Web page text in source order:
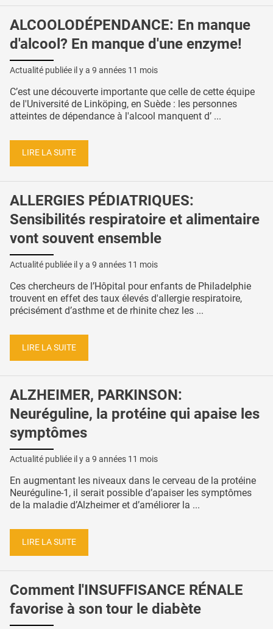
ALCOOLODÉPENDANCE: En manque
d'alcool? En manque d'une enzyme!
Actualité publiée il y a 9 années 11 mois
C’est une découverte importante que celle de cette équipe
de l'Université de Linköping, en Suède : les personnes
atteintes de dépendance à l'alcool manquent d’ ...
LIRE LA SUITE
ALLERGIES PÉDIATRIQUES:
Sensibilités respiratoire et alimentaire
vont souvent ensemble
Actualité publiée il y a 9 années 11 mois
Ces chercheurs de l’Hôpital pour enfants de Philadelphie
trouvent en effet des taux élevés d'allergie respiratoire,
précisément d’asthme et de rhinite chez les ...
LIRE LA SUITE
ALZHEIMER, PARKINSON:
Neuréguline, la protéine qui apaise les
symptômes
Actualité publiée il y a 9 années 11 mois
En augmentant les niveaux dans le cerveau de la protéine
Neuréguline-1, il serait possible d’apaiser les symptômes
de la maladie d’Alzheimer et d’améliorer la ...
LIRE LA SUITE
Comment l'INSUFFISANCE RÉNALE
favorise à son tour le diabète